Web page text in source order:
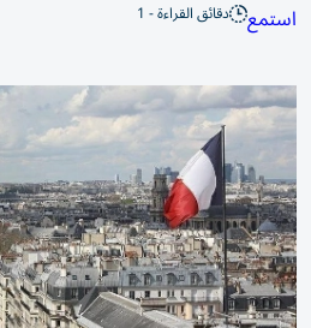
استمع دقائق القراءة - 1